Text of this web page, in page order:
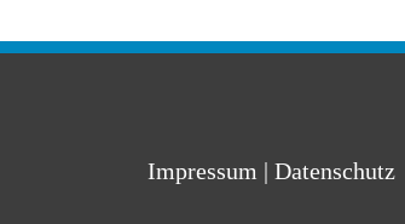
Impressum | Datenschutz